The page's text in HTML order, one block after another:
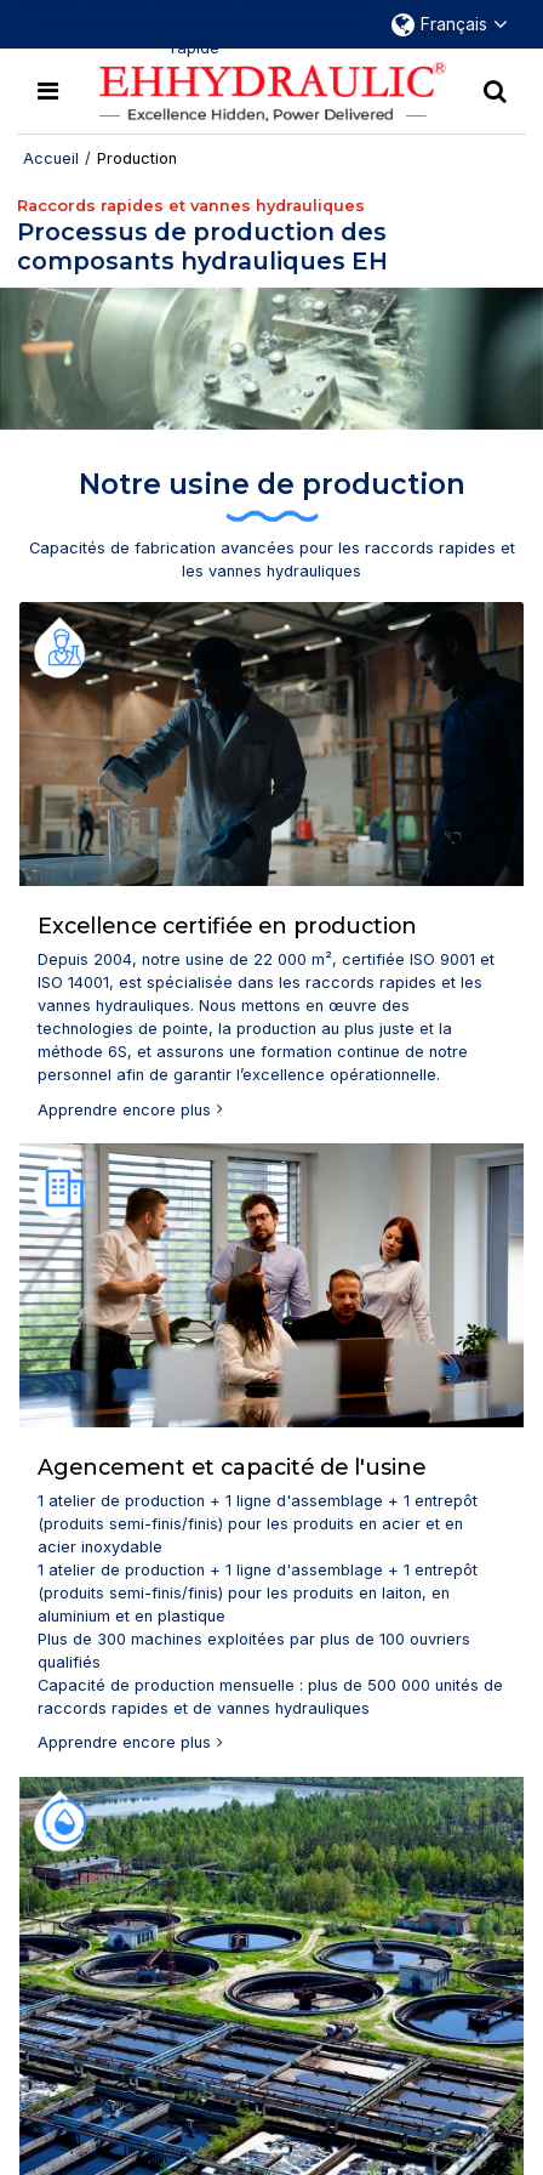
rapide
Français
Accueil / Production
Raccords rapides et vannes hydrauliques
Processus de production des
composants hydrauliques EH
Notre usine de production
Capacités de fabrication avancées pour les raccords rapides et
les vannes hydrauliques
Excellence certifiée en production
Depuis 2004, notre usine de 22 000 m², certifiée ISO 9001 et
ISO 14001, est spécialisée dans les raccords rapides et les
vannes hydrauliques. Nous mettons en œuvre des
technologies de pointe, la production au plus juste et la
méthode 6S, et assurons une formation continue de notre
personnel afin de garantir l’excellence opérationnelle.
Apprendre encore plus
Agencement et capacité de l'usine
1 atelier de production + 1 ligne d'assemblage + 1 entrepôt
(produits semi-finis/finis) pour les produits en acier et en
acier inoxydable
1 atelier de production + 1 ligne d'assemblage + 1 entrepôt
(produits semi-finis/finis) pour les produits en laiton, en
aluminium et en plastique
Plus de 300 machines exploitées par plus de 100 ouvriers
qualifiés
Capacité de production mensuelle : plus de 500 000 unités de
raccords rapides et de vannes hydrauliques
Apprendre encore plus